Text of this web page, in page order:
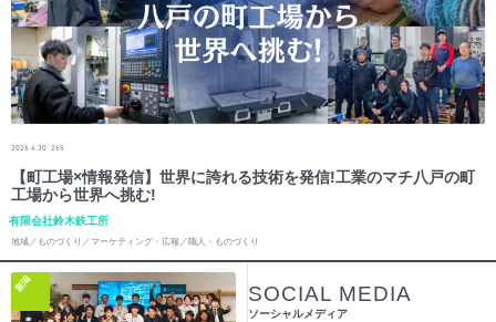
2026.4.30 265
【町工場×情報発信】世界に誇れる技術を発信!工業のマチ八戸の町
工場から世界へ挑む!
有限会社鈴木鉄工所
地域／ものづくり／マーケティング・広報／職人・ものづくり
新潟 SOCIAL MEDIA
ソーシャルメディア